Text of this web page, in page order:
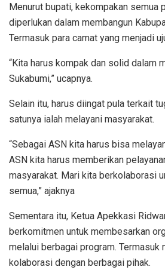
Menurut bupati, kekompakan semua
diperlukan dalam membangun
Termasuk para camat yang menjadi
“Kita harus kompak dan solid dalam
Sukabumi,” ucapnya.
Selain itu, harus diingat pula terkait
satunya ialah melayani masyarakat.
“Sebagai ASN kita harus bisa
ASN kita harus memberikan
masyarakat. Mari kita berkolaborasi
semua,” ajaknya
Sementara itu, Ketua Apekkasi
berkomitmen untuk membesarkan
melalui berbagai program. Termasuk
kolaborasi dengan berbagai pihak.